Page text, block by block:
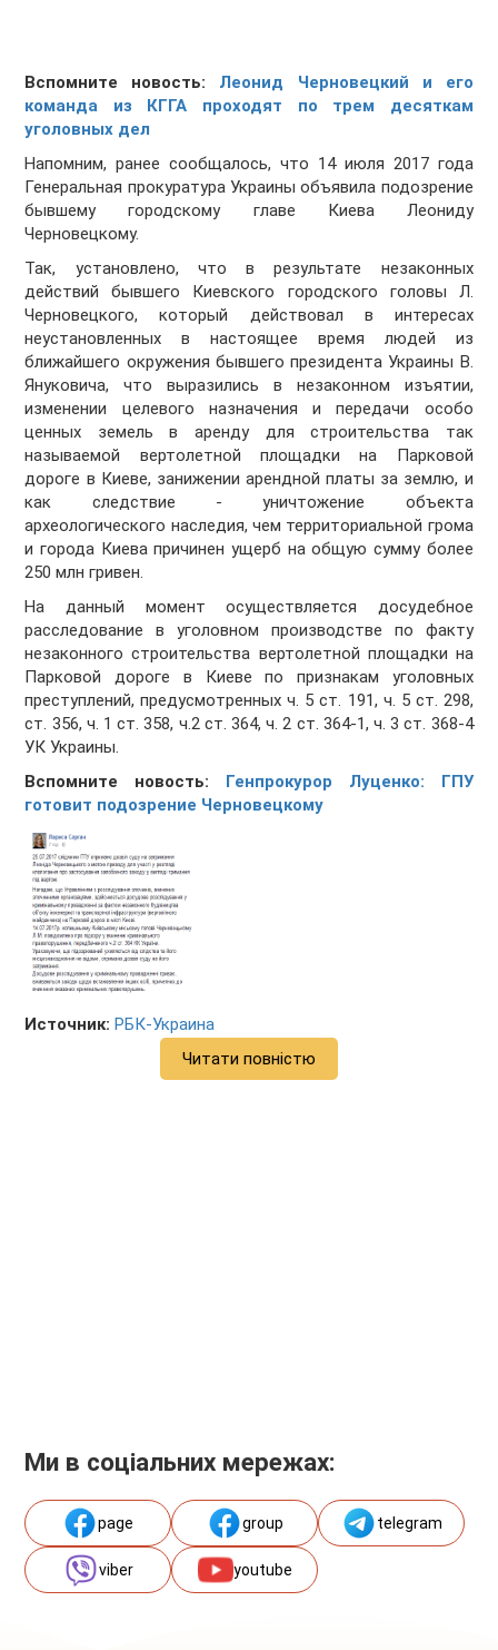
Вспомните новость: Леонид Черновецкий и его
команда из КГГА проходят по трем десяткам
уголовных дел
Напомним, ранее сообщалось, что 14 июля 2017 года
Генеральная прокуратура Украины объявила подозрение
бывшему городскому главе Киева Леониду
Черновецкому.
Так, установлено, что в результате незаконных
действий бывшего Киевского городского головы Л.
Черновецкого, который действовал в интересах
неустановленных в настоящее время людей из
ближайшего окружения бывшего президента Украины В.
Януковича, что выразились в незаконном изъятии,
изменении целевого назначения и передачи особо
ценных земель в аренду для строительства так
называемой вертолетной площадки на Парковой
дороге в Киеве, занижении арендной платы за землю, и
как следствие - уничтожение объекта
археологического наследия, чем территориальной грома
и города Киева причинен ущерб на общую сумму более
250 млн гривен.
На данный момент осуществляется досудебное
расследование в уголовном производстве по факту
незаконного строительства вертолетной площадки на
Парковой дороге в Киеве по признакам уголовных
преступлений, предусмотренных ч. 5 ст. 191, ч. 5 ст. 298,
ст. 356, ч. 1 ст. 358, ч.2 ст. 364, ч. 2 ст. 364-1, ч. 3 ст. 368-4
УК Украины.
Вспомните новость: Генпрокурор Луценко: ГПУ
готовит подозрение Черновецкому
Источник:РБК-Украина
Читати повністю
Ми в соціальних мережах:
page group telegram
viber youtube